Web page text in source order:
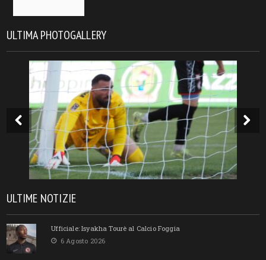
ULTIMA PHOTOGALLERY
ULTIME NOTIZIE
Ufficiale: Isyakha Tourè al Calcio Foggia
6 Agosto 2026